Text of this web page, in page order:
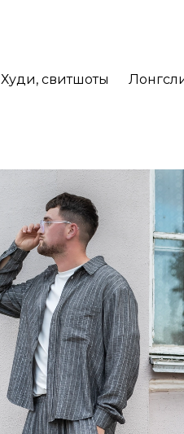
Худи, свитшоты